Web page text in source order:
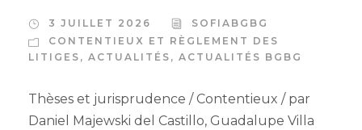
3 JUILLET 2026
SOFIABGBG
CONTENTIEUX ET RÈGLEMENT DES
LITIGES , ACTUALITÉS , ACTUALITÉS BGBG
Thèses et jurisprudence / Contentieux / par
Daniel Majewski del Castillo, Guadalupe Villa